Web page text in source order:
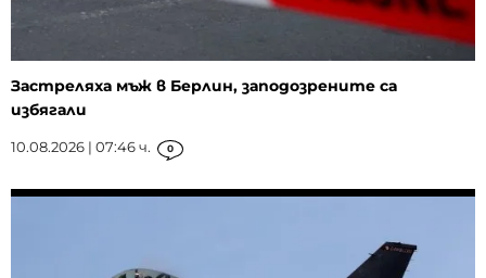
Застреляха мъж в Берлин, заподозрените са
избягали
10.08.2026 | 07:46 ч. 0